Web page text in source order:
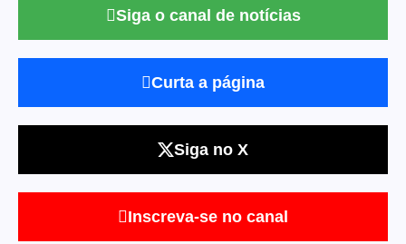
Siga o canal de notícias
Curta a página
Siga no X
Inscreva-se no canal